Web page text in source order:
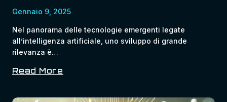
Gennaio 9, 2025
Nel panorama delle tecnologie emergenti legate
all’intelligenza artificiale, uno sviluppo di grande
rilevanza è…
Read More
Rilevanti